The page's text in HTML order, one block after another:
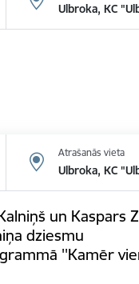
Ulbroka, KC
Atrašanās vieta
Ulbroka, KC
un Kaspars
dziesmu
''Kamēr